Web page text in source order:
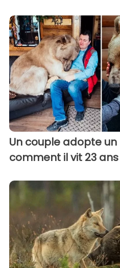
Un couple adopte un
comment il vit 23